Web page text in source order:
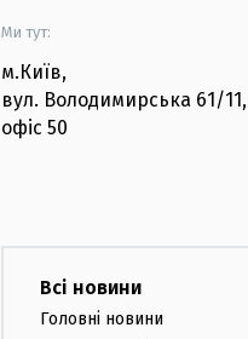
Ми тут:
м.Київ,
вул. Володимирська 61/11,
офіс 50
Всі новини
Головні новини